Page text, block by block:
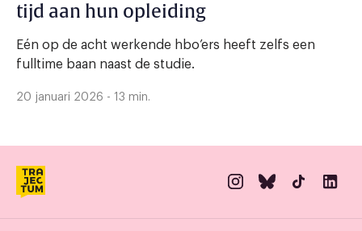
tijd aan hun opleiding
Eén op de acht werkende hbo’ers heeft zelfs een
fulltime baan naast de studie.
20 januari 2026 - 13 min.